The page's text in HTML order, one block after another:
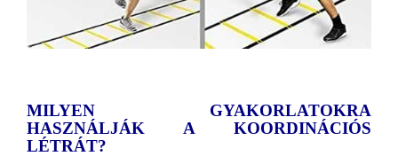
MILYEN GYAKORLATOKRA
HASZNÁLJÁK A KOORDINÁCIÓS
LÉTRÁT?